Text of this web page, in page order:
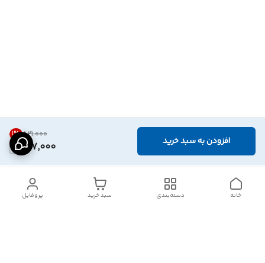
۸۲۱٬۰۰۰ 1%
807,000 افزودن به سبد خرید
پروفایل سبد خرید دسته‌بندی خانه